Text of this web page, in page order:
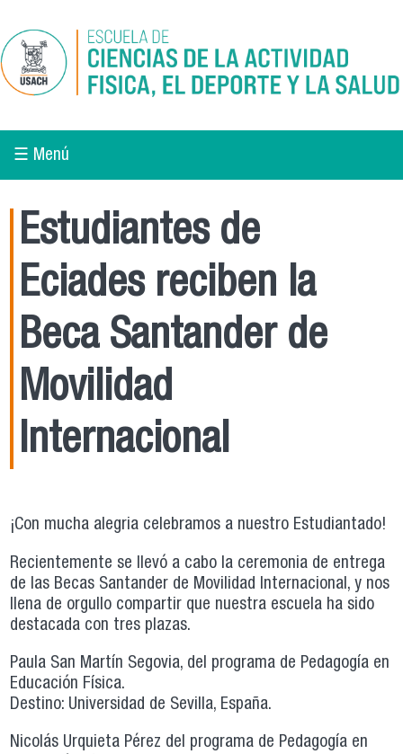
☰ Menú
Estudiantes de
Eciades reciben la
Beca Santander de
Movilidad
Internacional
¡Con mucha alegria celebramos a nuestro Estudiantado!
Recientemente se llevó a cabo la ceremonia de entrega
de las Becas Santander de Movilidad Internacional, y nos
llena de orgullo compartir que nuestra escuela ha sido
destacada con tres plazas.
Paula San Martín Segovia, del programa de Pedagogía en
Educación Física.
Destino: Universidad de Sevilla, España.
Nicolás Urquieta Pérez del programa de Pedagogía en